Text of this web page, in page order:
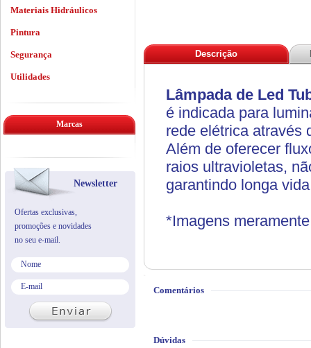
Descrição
Lâmpada de Led
é indicada para
rede elétrica através
Além de oferecer
raios ultravioletas,
garantindo longa
*Imagens
Comentários
Dúvidas
Materiais Hidráulicos
Pintura
Segurança
Utilidades
Marcas
Newsletter
Ofertas exclusivas,
promoções e novidades
no seu e-mail.